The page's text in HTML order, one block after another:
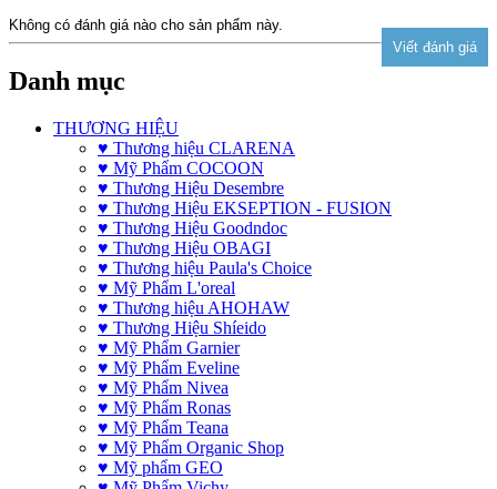
Không có đánh giá nào cho sản phẩm này.
Danh mục
THƯƠNG HIỆU
♥ Thương hiệu CLARENA
♥ Mỹ Phẩm COCOON
♥ Thương Hiệu Desembre
♥ Thương Hiệu EKSEPTION - FUSION
♥ Thương Hiệu Goodndoc
♥ Thương Hiệu OBAGI
♥ Thương hiệu Paula's Choice
♥ Mỹ Phẩm L'oreal
♥ Thương hiệu AHOHAW
♥ Thương Hiệu Shíeido
♥ Mỹ Phẩm Garnier
♥ Mỹ Phẩm Eveline
♥ Mỹ Phẩm Nivea
♥ Mỹ Phẩm Ronas
♥ Mỹ Phẩm Teana
♥ Mỹ Phẩm Organic Shop
♥ Mỹ phẩm GEO